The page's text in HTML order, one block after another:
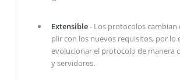
Extensible- Los protocolos cambian
plir con los nuevos requisitos, por lo
evolucionar el protocolo de manera
y servidores.